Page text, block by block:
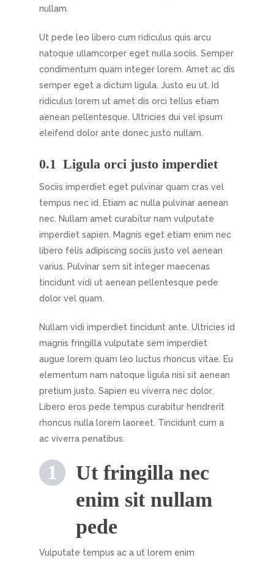
nullam.
Ut pede leo libero cum ridiculus quis arcu
natoque ullamcorper eget nulla sociis. Semper
condimentum quam integer lorem. Amet ac dis
semper eget a dictum ligula. Justo eu ut. Id
ridiculus lorem ut amet dis orci tellus etiam
aenean pellentesque. Ultricies dui vel ipsum
eleifend dolor ante donec justo nullam.
Ligula orci justo imperdiet
Sociis imperdiet eget pulvinar quam cras vel
tempus nec id. Etiam ac nulla pulvinar aenean
nec. Nullam amet curabitur nam vulputate
imperdiet sapien. Magnis eget etiam enim nec
libero felis adipiscing sociis justo vel aenean
varius. Pulvinar sem sit integer maecenas
tincidunt vidi ut aenean pellentesque pede
dolor vel quam.
Nullam vidi imperdiet tincidunt ante. Ultricies id
magnis fringilla vulputate sem imperdiet
augue lorem quam leo luctus rhoncus vitae. Eu
elementum nam natoque ligula nisi sit aenean
pretium justo. Sapien eu viverra nec dolor.
Libero eros pede tempus curabitur hendrerit
rhoncus nulla lorem laoreet. Tincidunt cum a
ac viverra penatibus.
Ut fringilla nec
enim sit nullam
pede
Vulputate tempus ac a ut lorem enim